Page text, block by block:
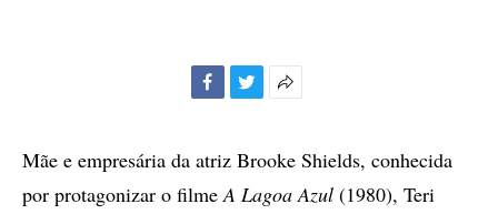
compartilhamento
Mãe e empresária da atriz Brooke Shields, conhecida
por protagonizar o filmeA Lagoa Azul (1980), Teri